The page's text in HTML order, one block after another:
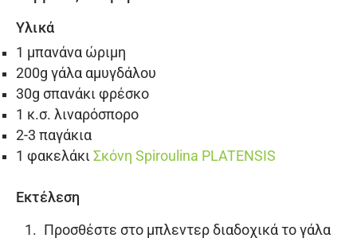
Υλικά
1 μπανάνα ώριμη
200g γάλα αμυγδάλου
30g σπανάκι φρέσκο
1 κ.σ. λιναρόσπορο
2-3 παγάκια
1 φακελάκι Σκόνη Spiroulina PLATENSIS
Εκτέλεση
Προσθέστε στο μπλεντερ διαδοχικά το γάλα